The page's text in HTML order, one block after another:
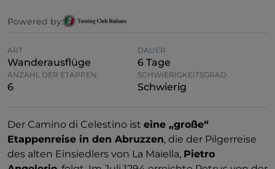
Powered by:
ART
Wanderausflüge
DAUER
6 Tage
ANZAHL DER ETAPPEN
6
SCHWIERIGKEITSGRAD
Schwierig
Der Camino di Celestino ist eine „große“
Etappenreise in den Abruzzen, die der Pilgerreise
des alten Einsiedlers von La Maiella, Pietro